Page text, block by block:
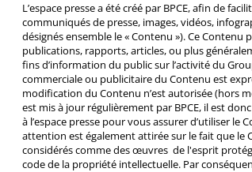
L’espace presse a été créé par BPCE, afin de
communiqués de presse, images, vidéos,
désignés ensemble le « Contenu »). Ce
publications, rapports, articles, ou plus
fins d’information du public sur l’activité du
commerciale ou publicitaire du Contenu est
modification du Contenu n’est autorisée (hors
est mis à jour régulièrement par BPCE, il est
à l’espace presse pour vous assurer d’utiliser le
attention est également attirée sur le fait que le
considérés comme des œuvres de l'esprit
code de la propriété intellectuelle. Par